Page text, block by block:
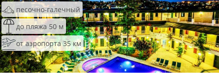
песочно-галечный
до пляжа 50 м
от аэропорта 35 км